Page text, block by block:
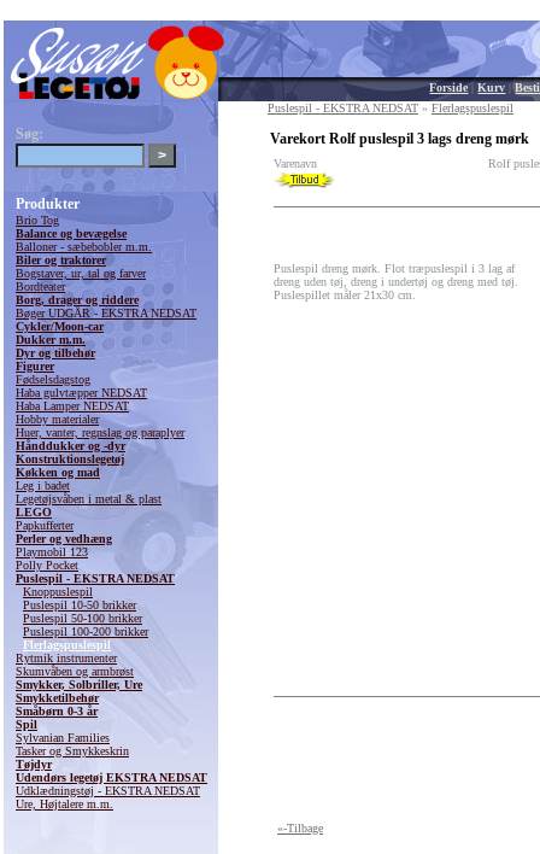
Forside|Kurv |
Søg:
Produkter
Brio Tog
Balance og bevægelse
Balloner - sæbebobler m.m.
Biler og traktorer
Bogstaver, ur, tal og farver
Bordteater
Borg, drager og riddere
Bøger UDGÅR - EKSTRA NEDSAT
Cykler/Moon-car
Dukker m.m.
Dyr og tilbehør
Figurer
Fødselsdagstog
Haba gulvtæpper NEDSAT
Haba Lamper NEDSAT
Hobby materialer
Huer, vanter, regnslag og paraplyer
Hånddukker og -dyr
Konstruktionslegetøj
Køkken og mad
Leg i badet
Legetøjsvåben i metal & plast
LEGO
Papkufferter
Perler og vedhæng
Playmobil 123
Polly Pocket
Puslespil - EKSTRA NEDSAT
Knoppuslespil
Puslespil 10-50 brikker
Puslespil 50-100 brikker
Puslespil 100-200 brikker
Flerlagspuslespil
Rytmik instrumenter
Skumvåben og armbrøst
Smykker, Solbriller, Ure
Smykketilbehør
Småbørn 0-3 år
Spil
Sylvanian Families
Tasker og Smykkeskrin
Tøjdyr
Udendørs legetøj EKSTRA NEDSAT
Udklædningstøj - EKSTRA NEDSAT
Ure, Højtalere m.m.
Puslespil - EKSTRA NEDSAT » Flerlagspuslespil
Varekort Rolf puslespil 3 lags dreng mørk
Varenavn Rolf
Puslespil dreng mørk. Flot træpuslespil i 3 lag af
dreng uden tøj, dreng i undertøj og dreng med tøj.
Puslespillet måler 21x30 cm.
«-Tilbage